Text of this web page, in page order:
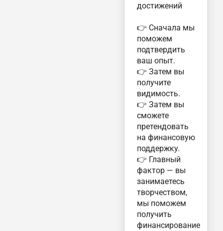
достижений
👉 Сначала мы
поможем
подтвердить
ваш опыт.
👉 Затем вы
получите
видимость.
👉 Затем вы
сможете
претендовать
на финансовую
поддержку.
👉 Главный
фактор — вы
занимаетесь
творчеством,
мы поможем
получить
финансирование